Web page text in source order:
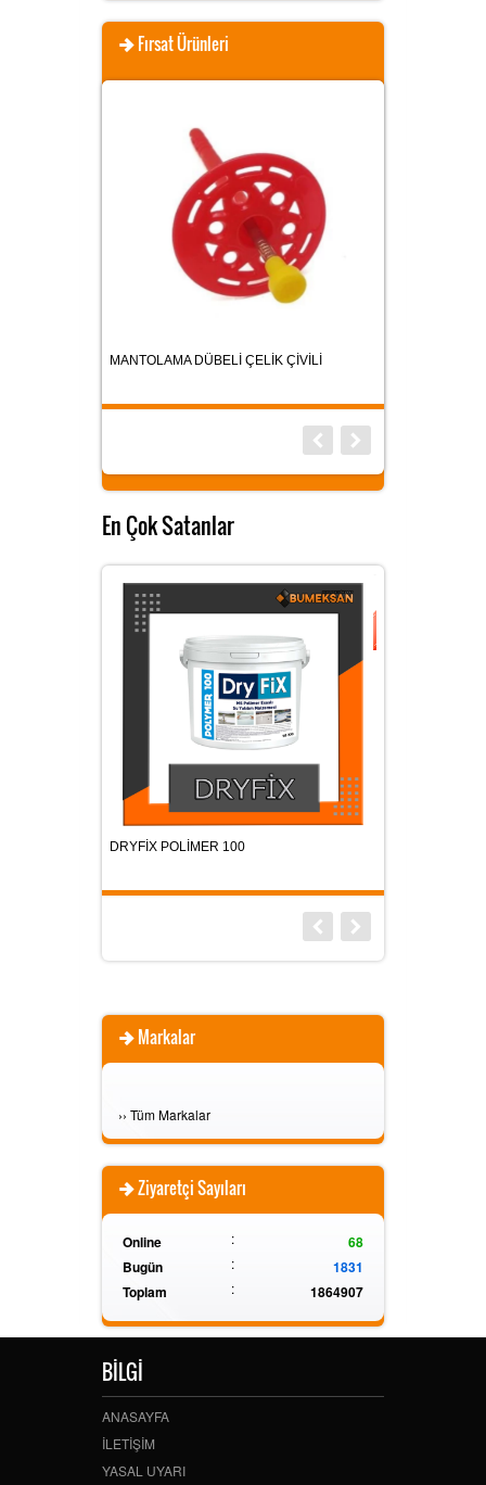
Fırsat Ürünleri
MANTOLAMA DÜBELİ ÇELİK ÇİVİLİ
En Çok Satanlar
DRYFİX POLİMER 100
Markalar
›› Tüm Markalar
Ziyaretçi Sayıları
Online :
68
Bugün
:
1831
Toplam
: 1864907
BİLGİ
ANASAYFA
İLETİŞİM
YASAL UYARI